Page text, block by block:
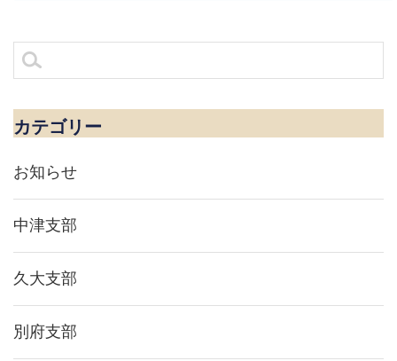
ナ
ビ
シ
ョ
検
索:
カテゴリー
お知らせ
中津支部
久大支部
別府支部